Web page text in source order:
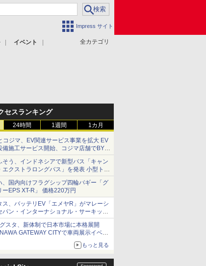
Impress サイト
全カテゴリ
イベント
セスランキング
24時間 1週間 1カ月
コジマ、EV関連サービス事業を拡大 EV
備施工サービス開始、コジマ店舗でBYD
示・試乗イベントを強化
そう、インドネシアで新型バス「キャン
エクストラロングバス」を発表 小型トラ
ースの観光・旅客輸送向けバス
、国内向けフラグシップ四輪バギー「グ
ーEPS XT-R」 価格220万円
ス、バッテリEV「エメヤR」がマレーシ
パン・インターナショナル・サーキット
最速タイムを樹立
スタ、新体制で日本市場に本格展開
GATEWAY CITYで車両展示イベン
もっと見る